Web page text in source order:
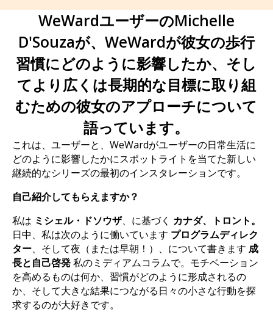
WeWardユーザーのMichelle
D'Souzaが、WeWardが彼女の歩行
習慣にどのように影響したか、そし
てより広くは長期的な目標に取り組
むための彼女のアプローチについて
語っています。
これは、ユーザーと、WeWardがユーザーの日常生活に
どのように影響したかにスポットライトを当てた新しい
継続的なシリーズの最初のインスタレーションです。
自己紹介してもらえますか？
私は ミシェル・ドソウザ、に基づく カナダ、トロント。
日中、私は次のように働いています プログラムディレク
ター、そして夜（または早朝！）、について書きます 成
長と自己啓発私のミディアムコラムで。モチベーション
を高めるものは何か、習慣がどのように形成されるの
か、そして大きな結果につながる日々の小さな行動を探
求するのが大好きです。